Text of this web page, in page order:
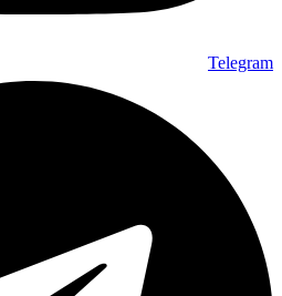
Telegram